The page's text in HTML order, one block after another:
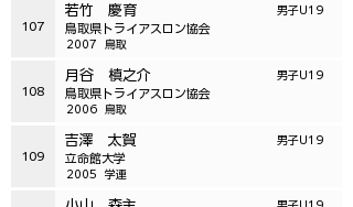
107
若竹 慶育
鳥取県トライアスロン協会
男子U19
鳥取
2007
108
月谷 槙之介
鳥取県トライアスロン協会
男子U19
鳥取
2006
109
吉澤 太賀
立命館大学
男子U19
学連
2005
男子U19